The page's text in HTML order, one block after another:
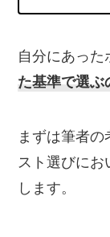
自分にあった
た基準で選ぶ
まずは筆者
スト選びに
します。